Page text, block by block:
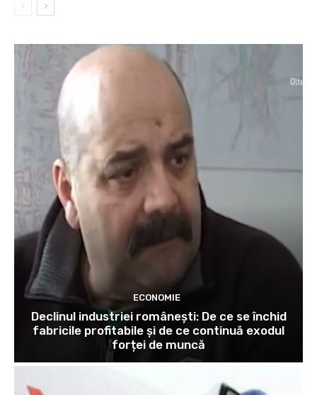
ECONOMIE
Declinul industriei românești: De ce se închid
fabricile profitabile și de ce continuă exodul
forței de muncă